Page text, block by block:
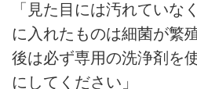
「見た目には汚れていな
に入れたものは細菌が繁
後は必ず専用の洗浄剤を
にしてください」